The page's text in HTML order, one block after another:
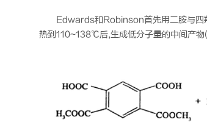
Edwards和Robinson首先用二胺与四
热到110~138℃后,生成低分子量的中间产